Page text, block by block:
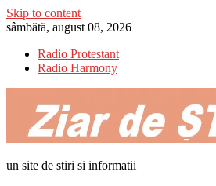
Skip to content
sâmbătă, august 08, 2026
Radio Protestant
Radio Harmony
un site de stiri si informatii